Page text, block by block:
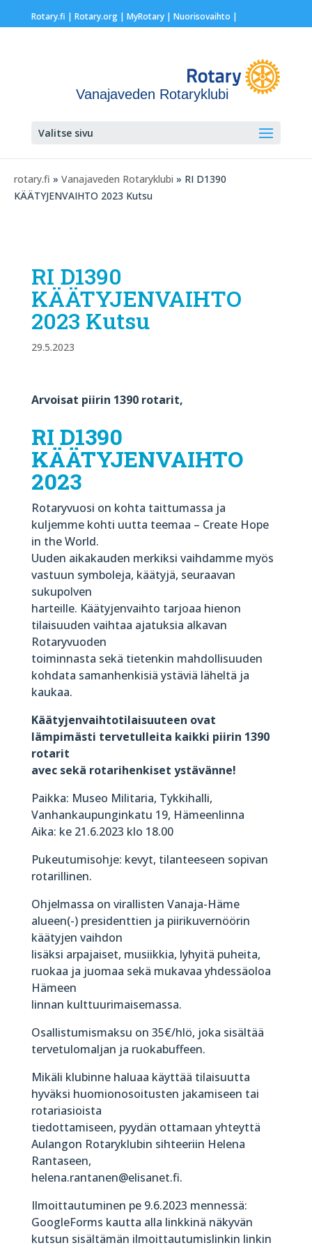
Rotary.fi | Rotary.org| MyRotary | Nuorisovaihto |
Vanajaveden Rotaryklubi
Valitse sivu
rotary.fi » Vanajaveden Rotaryklubi » RI D1390
KÄÄTYJENVAIHTO 2023 Kutsu
RI D1390
KÄÄTYJENVAIHTO
2023 Kutsu
29.5.2023
Arvoisat piirin 1390 rotarit,
RI D1390
KÄÄTYJENVAIHTO
2023
Rotaryvuosi on kohta taittumassa ja
kuljemme kohti uutta teemaa – Create Hope
in the World.
Uuden aikakauden merkiksi vaihdamme myös
vastuun symboleja, käätyjä, seuraavan
sukupolven
harteille. Käätyjenvaihto tarjoaa hienon
tilaisuuden vaihtaa ajatuksia alkavan
Rotaryvuoden
toiminnasta sekä tietenkin mahdollisuuden
kohdata samanhenkisiä ystäviä läheltä ja
kaukaa.
Käätyjenvaihtotilaisuuteen ovat
lämpimästi tervetulleita kaikki piirin 1390
rotarit
avec sekä rotarihenkiset ystävänne!
Paikka: Museo Militaria, Tykkihalli,
Vanhankaupunginkatu 19, Hämeenlinna
Aika: ke 21.6.2023 klo 18.00
Pukeutumisohje: kevyt, tilanteeseen sopivan
rotarillinen.
Ohjelmassa on virallisten Vanaja-Häme
alueen(-) presidenttien ja piirikuvernöörin
käätyjen vaihdon
lisäksi arpajaiset, musiikkia, lyhyitä puheita,
ruokaa ja juomaa sekä mukavaa yhdessäoloa
Hämeen
linnan kulttuurimaisemassa.
Osallistumismaksu on 35€/hlö, joka sisältää
tervetulomaljan ja ruokabuffeen.
Mikäli klubinne haluaa käyttää tilaisuutta
hyväksi huomionosoitusten jakamiseen tai
rotariasioista
tiedottamiseen, pyydän ottamaan yhteyttä
Aulangon Rotaryklubin sihteeriin Helena
Rantaseen,
helena.rantanen@elisanet.fi.
Ilmoittautuminen pe 9.6.2023 mennessä:
GoogleForms kautta alla linkkinä näkyvän
kutsun sisältämän ilmoittautumislinkin linkin